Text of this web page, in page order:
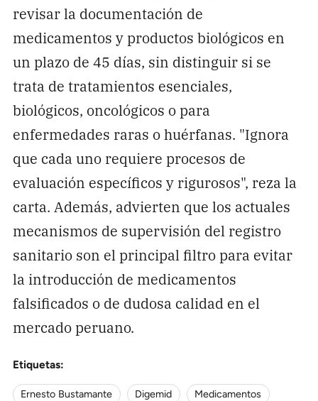
revisar la documentación de
medicamentos y productos biológicos en
un plazo de 45 días, sin distinguir si se
trata de tratamientos esenciales,
biológicos, oncológicos o para
enfermedades raras o huérfanas. "Ignora
que cada uno requiere procesos de
evaluación específicos y rigurosos", reza la
carta. Además, advierten que los actuales
mecanismos de supervisión del registro
sanitario son el principal filtro para evitar
la introducción de medicamentos
falsificados o de dudosa calidad en el
mercado peruano.
Etiquetas:
Ernesto Bustamante Digemid
Medicamentos